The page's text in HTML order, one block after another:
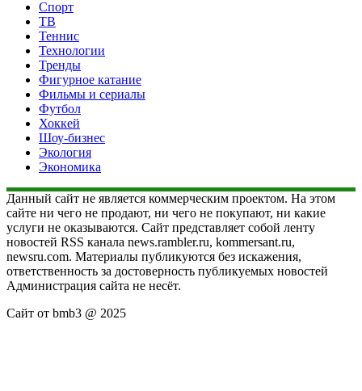
Спорт
ТВ
Теннис
Технологии
Тренды
Фигурное катание
Фильмы и сериалы
Футбол
Хоккей
Шоу-бизнес
Экология
Экономика
Данный сайт не является коммерческим проектом. На этом
сайте ни чего не продают, ни чего не покупают, ни какие
услуги не оказываются. Сайт представляет собой ленту
новостей RSS канала news.rambler.ru, kommersant.ru,
newsru.com. Материалы публикуются без искажения,
ответственность за достоверность публикуемых новостей
Администрация сайта не несёт.
Сайт от bmb3 @ 2025